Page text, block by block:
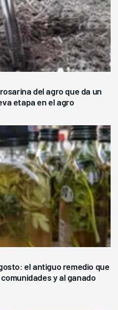
del agro que da un
etapa en el agro
el antiguo remedio que
y al ganado